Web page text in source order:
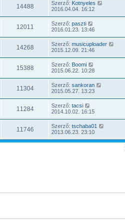
14488 Szerző: Kotnyeles
2016.04.04. 16:12
12011 Szerző: paszti
2016.01.23. 13:46
14268 Szerző: musicuploader
2015.12.09. 21:46
15388 Szerző: Boomi
2015.06.22. 10:28
11304 Szerző: sankoran
2015.05.27. 13:23
11284 Szerző: tacsi
2014.10.02. 16:15
11746 Szerző: tschaba01
2013.06.23. 23:10